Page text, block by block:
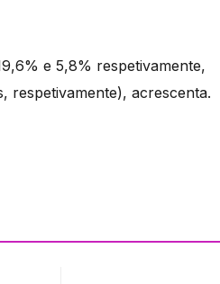
e 5,8% respetivamente,
respetivamente), acrescenta.